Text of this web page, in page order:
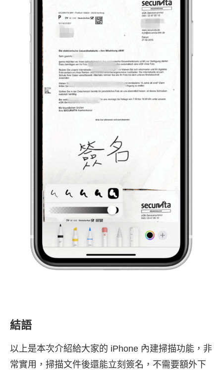
結語
以上是本次介紹給大家的 iPhone 內建掃描功能，非
常實用，掃描文件後還能立刻簽名，不需要額外下